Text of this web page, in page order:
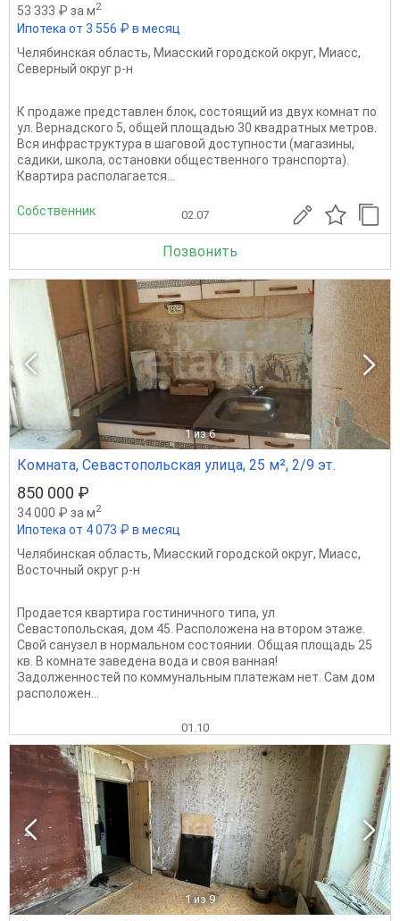
53 333 ₽ за м2
Ипотека от 3 556 ₽ в месяц
Челябинская область, Миасский городской округ, Миасс,
Северный округ р-н
К продаже представлен блок, состоящий из двух комнат по
ул. Вернадского 5, общей площадью 30 квадратных метров.
Вся инфраструктура в шаговой доступности (магазины,
садики, школа, остановки общественного транспорта).
Квартира располагается...
Собственник 02.07
Позвонить
1 из 6
Комната, Севастопольская улица, 25 м², 2/9 эт.
850 000 ₽
34 000 ₽ за м2
Ипотека от 4 073 ₽ в месяц
Челябинская область, Миасский городской округ, Миасс,
Восточный округ р-н
Продается квартира гостиничного типа, ул
Севастопольская, дом 45. Расположена на втором этаже.
Свой санузел в нормальном состоянии. Общая площадь 25
кв. В комнате заведена вода и своя ванная!
Задолженностей по коммунальным платежам нет. Сам дом
расположен...
01.10
1 из 9